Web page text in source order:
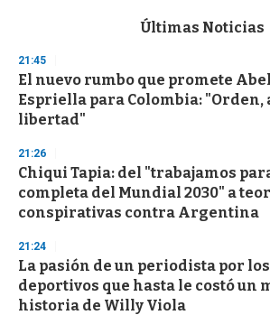
d
s
o
f
3
s
e
c
o
n
Últimas Noticias
21:45
El nuevo rumbo que promete
Espriella para Colombia: "Orden,
libertad"
21:26
Chiqui Tapia: del "trabajamos
completa del Mundial 2030" a
conspirativas contra Argentina
21:24
La pasión de un periodista por
deportivos que hasta le costó un
historia de Willy Viola